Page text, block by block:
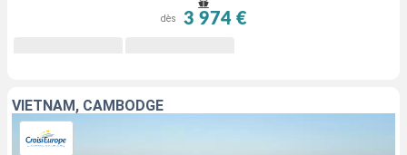
dès 3 974 €
VIETNAM, CAMBODGE